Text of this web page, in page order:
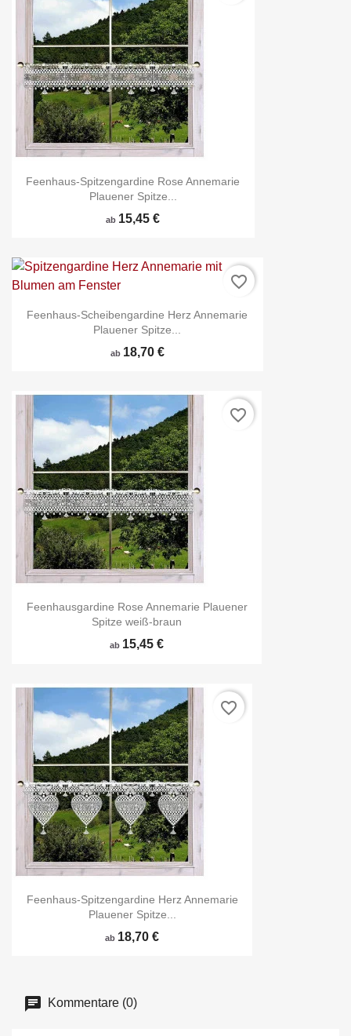
Feenhaus-Spitzengardine Rose Annemarie
Plauener Spitze...
ab 15,45 €
Feenhaus-Scheibengardine Herz Annemarie
Plauener Spitze...
ab 18,70 €
favorite_border
Feenhausgardine Rose Annemarie Plauener
Spitze weiß-braun
ab 15,45 €
favorite_border
Feenhaus-Spitzengardine Herz Annemarie
Plauener Spitze...
ab 18,70 €
favorite_border
Kommentare (0)